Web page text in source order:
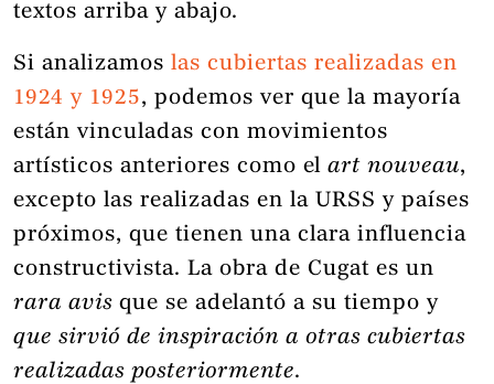
textos arriba y abajo.
Si analizamos las cubiertas realizadas en
1924 y 1925, podemos ver que la mayoría
están vinculadas con movimientos
artísticos anteriores como el art nouveau,
excepto las realizadas en la URSS y países
próximos, que tienen una clara influencia
constructivista. La obra de Cugat es un
rara avis que se adelantó a su tiempo y
que sirvió de inspiración a otras cubiertas
realizadas posteriormente.